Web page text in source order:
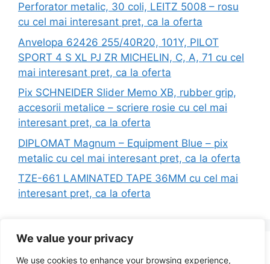
We value your privacy
We use cookies to enhance your browsing experience,
Perforator metalic, 30 coli, LEITZ 5008 – rosu
cu cel mai interesant pret, ca la oferta
Anvelopa 62426 255/40R20, 101Y, PILOT
SPORT 4 S XL PJ ZR MICHELIN, C, A, 71 cu cel
mai interesant pret, ca la oferta
Pix SCHNEIDER Slider Memo XB, rubber grip,
accesorii metalice – scriere rosie cu cel mai
interesant pret, ca la oferta
DIPLOMAT Magnum – Equipment Blue – pix
metalic cu cel mai interesant pret, ca la oferta
TZE-661 LAMINATED TAPE 36MM cu cel mai
interesant pret, ca la oferta
Search